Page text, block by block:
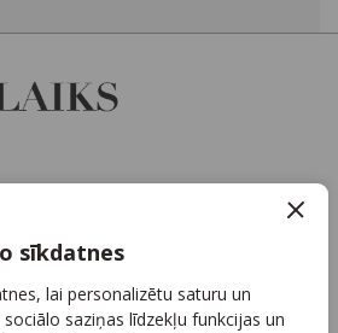
sīkdatnes
lai personalizētu saturu un
saziņas līdzekļu funkcijas un